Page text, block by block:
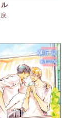
ル